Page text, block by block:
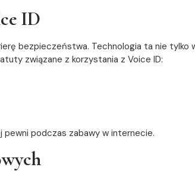
ID
bezpieczeństwa. Technologia ta nie tylko
związane z korzystania z Voice ID:
pewni podczas zabawy w internecie.